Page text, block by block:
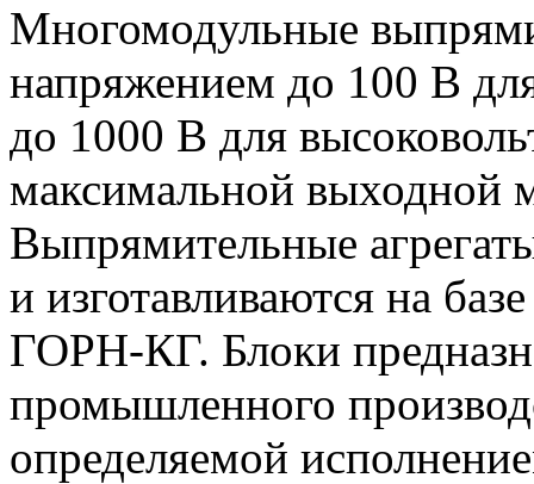
Многомодульные
напряжением до 100 В
до 1000 В для
максимальной
Выпрямительные
и изготавливаются на
ГОРН-КГ. Блоки
промышленного
определяемой